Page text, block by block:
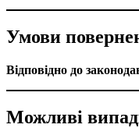
Умови
Відповідно до
Можливі